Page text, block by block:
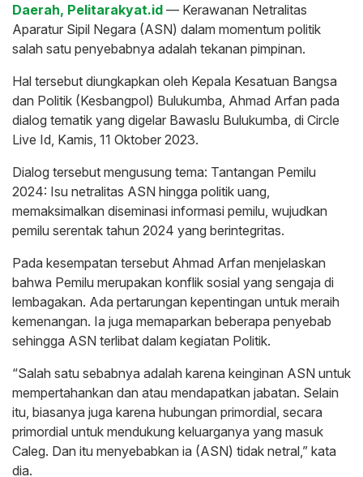
Daerah, Pelitarakyat.id — Kerawanan Netralitas
Aparatur Sipil Negara (ASN) dalam momentum politik
salah satu penyebabnya adalah tekanan pimpinan.
Hal tersebut diungkapkan oleh Kepala Kesatuan Bangsa
dan Politik (Kesbangpol) Bulukumba, Ahmad Arfan pada
dialog tematik yang digelar Bawaslu Bulukumba, di Circle
Live Id, Kamis, 11 Oktober 2023.
Dialog tersebut mengusung tema: Tantangan Pemilu
2024: Isu netralitas ASN hingga politik uang,
memaksimalkan diseminasi informasi pemilu, wujudkan
pemilu serentak tahun 2024 yang berintegritas.
Pada kesempatan tersebut Ahmad Arfan menjelaskan
bahwa Pemilu merupakan konflik sosial yang sengaja di
lembagakan. Ada pertarungan kepentingan untuk meraih
kemenangan. Ia juga memaparkan beberapa penyebab
sehingga ASN terlibat dalam kegiatan Politik.
“Salah satu sebabnya adalah karena keinginan ASN untuk
mempertahankan dan atau mendapatkan jabatan. Selain
itu, biasanya juga karena hubungan primordial, secara
primordial untuk mendukung keluarganya yang masuk
Caleg. Dan itu menyebabkan ia (ASN) tidak netral,” kata
dia.